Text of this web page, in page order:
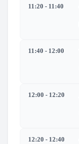
11:20 - 11:40
11:40 - 12:00
12:00 - 12:20
12:20 - 12:40